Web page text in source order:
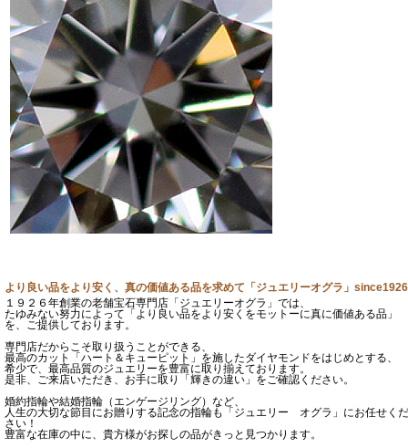
より良い品をより安く、真の価値ある品を求めて「ジュエリーオグラ」since1926
１９２６年創業の老舗宝石専門店「ジュエリーオグラ」では、
たゆみない努力によって「より良い品をより安くをモットーに真に価値ある品」
を、ご提供しております。
専門店だからこそ取り扱うことができる、
最高のカット「ハート＆キューピット」を施したダイヤモンドをはじめとする、
希少で、最高品質のジュエリーを豊富に取り揃えております。
是非、ご来店いただき、お手に取り「輝きの違い」をご確認ください。
婚約指輪や結婚指輪（エンゲージリング）など、
人生の大切な節目にお贈りする記念の指輪も「ジュエリー オグラ」にお任せくだ
さい！
豊富な在庫の中に、貴方様がお探しの品がきっと見つかります。